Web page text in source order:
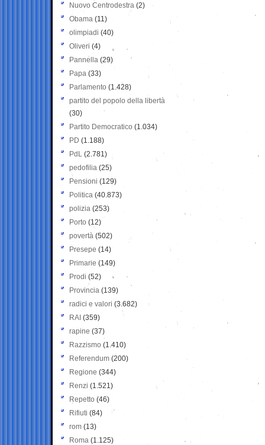
Nuovo Centrodestra (2)
Obama (11)
olimpiadi (40)
Oliveri (4)
Pannella (29)
Papa (33)
Parlamento (1.428)
partito del popolo della libertà
(30)
Partito Democratico (1.034)
PD (1.188)
PdL (2.781)
pedofilia (25)
Pensioni (129)
Politica (40.873)
polizia (253)
Porto (12)
povertà (502)
Presepe (14)
Primarie (149)
Prodi (52)
Provincia (139)
radici e valori (3.682)
RAI (359)
rapine (37)
Razzismo (1.410)
Referendum (200)
Regione (344)
Renzi (1.521)
Repetto (46)
Rifiuti (84)
rom (13)
Roma (1.125)